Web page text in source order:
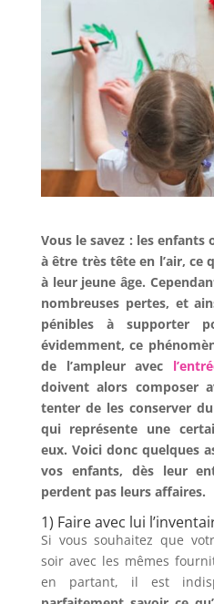
Vous le savez : les enfants
à être très tête en l’air,
à leur jeune âge.
nombreuses pertes, et
pénibles à supporter
évidemment, ce
de l’ampleur avec
doivent alors composer
tenter de les conserver
qui représente une
eux. Voici donc quelques
vos enfants, dès leur
perdent pas leurs affaires.
1) Faire avec lui
Si vous souhaitez que
soir avec les mêmes
en partant, il est